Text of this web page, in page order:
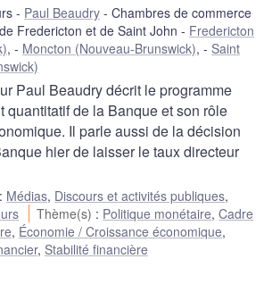
Paul Beaudry
Chambres de commerce
Fredericton et de Saint John
Fredericton
, Moncton (Nouveau-Brunswick),
Saint
Paul Beaudry décrit le programme
quantitatif de la Banque et son rôle
Il parle aussi de la décision
hier de laisser le taux directeur
: Médias, Discours et activités publiques,
Thème(s) : Politique monétaire,Cadre
, Économie / Croissance économique,
, Stabilité financière